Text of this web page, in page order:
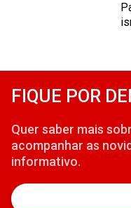
FIQUE POR
Quer saber mais
acompanhar as
informativo.